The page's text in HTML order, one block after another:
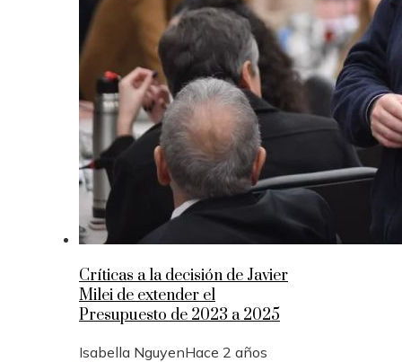
Críticas a la decisión de Javier
Milei de extender el
Presupuesto de 2023 a 2025
Isabella NguyenHace 2 años